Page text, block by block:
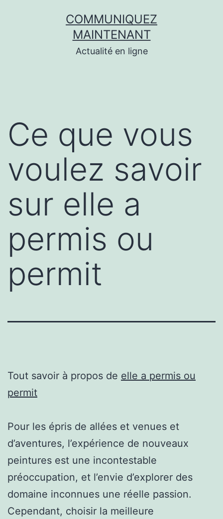
COMMUNIQUEZ
MAINTENANT
Actualité en ligne
Ce que vous
voulez savoir
sur elle a
permis ou
permit
Tout savoir à propos de elle a permis ou
permit
Pour les épris de allées et venues et
d’aventures, l’expérience de nouveaux
peintures est une incontestable
préoccupation, et l’envie d’explorer des
domaine inconnues une réelle passion.
Cependant, choisir la meilleure